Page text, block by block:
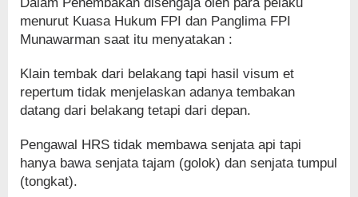
menurut Kuasa Hukum FPI dan Panglima FPI
Munawarman saat itu menyatakan :
Klain tembak dari belakang tapi hasil visum et
repertum tidak menjelaskan adanya tembakan
datang dari belakang tetapi dari depan.
Pengawal HRS tidak membawa senjata api tapi
hanya bawa senjata tajam (golok) dan senjata tumpul
(tongkat).